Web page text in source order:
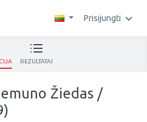
Prisijungti
REZULTATAI
Žiedas /